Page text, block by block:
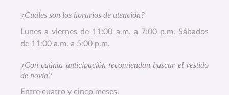
¿Cuáles son los horarios de atención?
Lunes a viernes de 11:00 a.m. a 7:00 p.m. Sábados
de 11:00 a.m. a 5:00 p.m.
¿Con cuánta anticipación recomiendan buscar el vestido
de novia?
Entre cuatro y cinco meses.